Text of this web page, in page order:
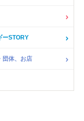
ーSTORY
団体、お店